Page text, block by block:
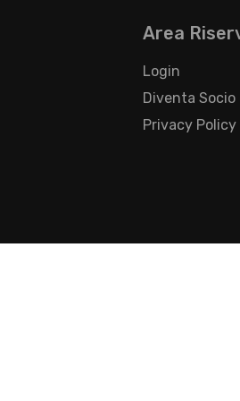
Area
Login
Diventa Socio
Privacy Policy